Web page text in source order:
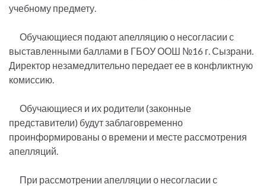
учебному предмету.
Обучающиеся подают апелляцию о несогласии с
выставленными баллами в ГБОУ ООШ №16 г. Сызрани.
Директор незамедлительно передает ее в конфликтную
комиссию.
Обучающиеся и их родители (законные
представители) будут заблаговременно
проинформированы о времени и месте рассмотрения
апелляций.
При рассмотрении апелляции о несогласии с